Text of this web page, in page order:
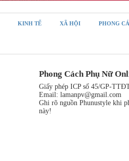
KINH TẾ XÃ HỘI PHONG
Phong Cách Phụ Nữ
Giấy phép ICP số 45/GP-
Email: lamanpv@gmail.com
Ghi rõ nguồn Phunustyle khi
này!